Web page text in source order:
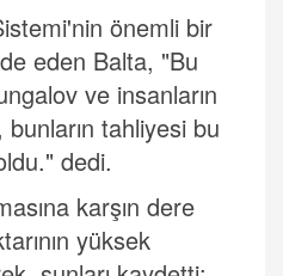
önemli bir
eden Balta, "Bu
ve insanların
tahliyesi bu
dedi.
karşın dere
yüksek